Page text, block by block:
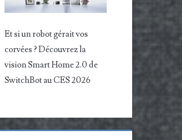
Et si un robot gérait vos
corvées ? Découvrez la
vision Smart Home 2.0 de
SwitchBot au CES 2026